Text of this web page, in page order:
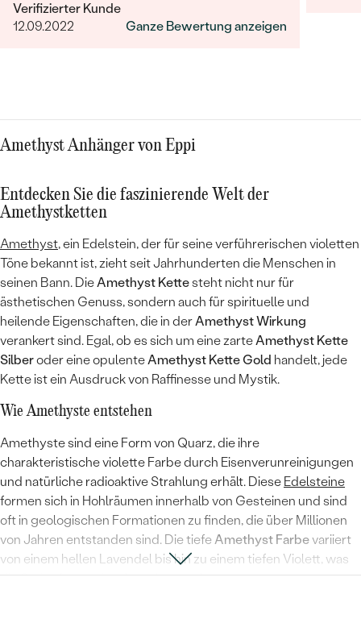
ist Eppi meine Empfehlung!
Verifizierter Kunde
12.09.2022
Ganze Bewertung anzeigen
Amethyst Anhänger von Eppi
Entdecken Sie die faszinierende Welt der
Amethystketten
Amethyst, ein Edelstein, der für seine verführerischen violetten
Töne bekannt ist, zieht seit Jahrhunderten die Menschen in
seinen Bann. DieAmethyst Kettesteht nicht nur für
ästhetischen Genuss, sondern auch für spirituelle und
heilende Eigenschaften, die in derAmethyst Wirkung
verankert sind. Egal, ob es sich um eine zarteAmethyst Kette
Silberoder eine opulenteAmethyst Kette Gold handelt, jede
Kette ist ein Ausdruck von Raffinesse und Mystik.
Wie Amethyste entstehen
Amethyste sind eine Form von Quarz, die ihre
charakteristische violette Farbe durch Eisenverunreinigungen
und natürliche radioaktive Strahlung erhält. Diese Edelsteine
formen sich in Hohlräumen innerhalb von Gesteinen und sind
oft in geologischen Formationen zu finden, die über Millionen
von Jahren entstanden sind. Die tiefeAmethyst Farbevariiert
von einem hellen Lavendel bis hin zu einem tiefen Violett, was
die Steine besonders begehrt macht.